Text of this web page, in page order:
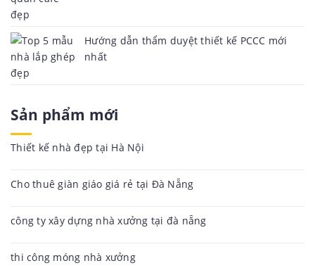
Hướng dẫn thẩm duyệt thiết kế PCCC mới
nhất
Sản phẩm mới
Thiết kế nhà đẹp tại Hà Nội
Cho thuê giàn giáo giá rẻ tại Đà Nẵng
công ty xây dựng nhà xưởng tại đà nẵng
thi công móng nhà xưởng